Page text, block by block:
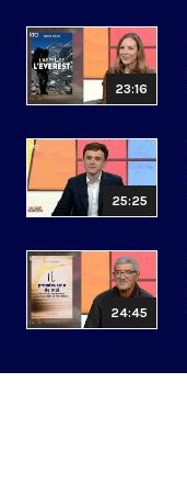
23:16
25:25
24:45